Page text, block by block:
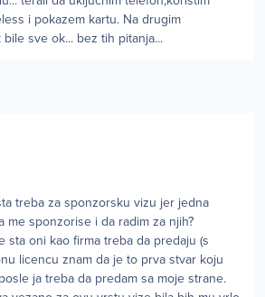
i pokazem kartu. Na drugim
sve ok... bez tih pitanja...
treba za sponzorsku vizu jer jedna
me sponzorise i da radim za njih?
sta oni kao firma treba da predaju (s
licencu znam da je to prva stvar koju
ja treba da predam sa moje strane.